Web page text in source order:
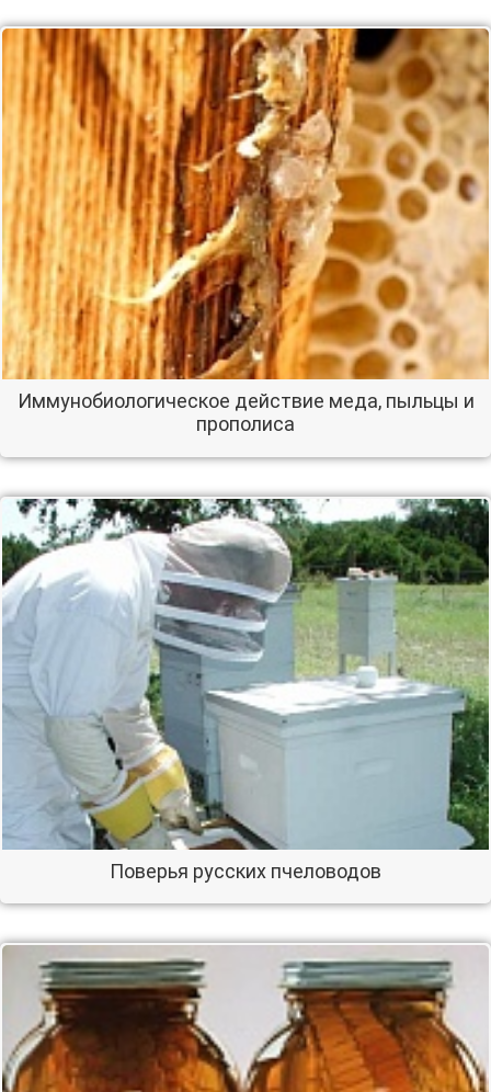
Иммунобиологическое действие меда, пыльцы и
прополиса
Поверья русских пчеловодов